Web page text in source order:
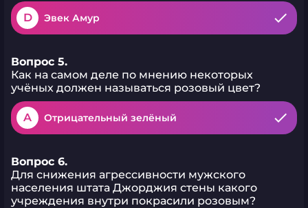
D Эвек Амур
Вопрос 5.
Как на самом деле по мнению некоторых
учёных должен называться розовый цвет?
A Отрицательный зелёный
Вопрос 6.
Для снижения агрессивности мужского
населения штата Джорджия стены какого
учреждения внутри покрасили розовым?